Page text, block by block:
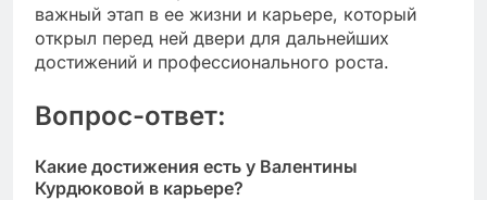
важный этап в ее жизни и карьере, который
открыл перед ней двери для дальнейших
достижений и профессионального роста.
Вопрос-ответ:
Какие достижения есть у Валентины
Курдюковой в карьере?